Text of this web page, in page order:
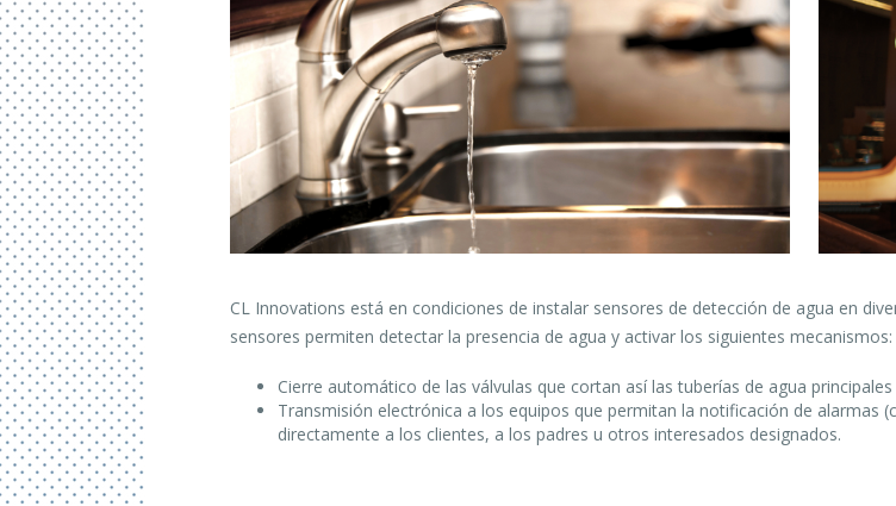
CL Innovations está en condiciones de instalar sensores de detección de agua en
sensores permiten detectar la presencia de agua y activar los siguientes mecanismos:
Cierre automático de las válvulas que cortan así las tuberías de agua
Transmisión electrónica a los equipos que permitan la notificación de
directamente a los clientes, a los padres u otros interesados designados.